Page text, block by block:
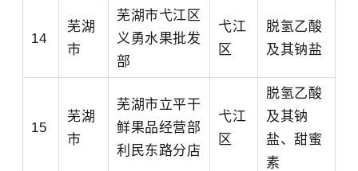
14
芜湖
市
芜湖市弋江区
义勇水果批发
部
弋江
区
脱氢乙酸
及其钠盐
15
芜湖
市
芜湖市立平干
鲜果品经营部
利民东路分店
弋江
区
脱氢乙酸
及其钠
盐、甜蜜
素